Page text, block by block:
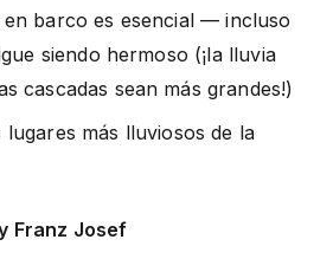
barco es esencial — incluso
siendo hermoso (¡la lluvia
cascadas sean más grandes!)
lugares más lluviosos de la
Franz Josef